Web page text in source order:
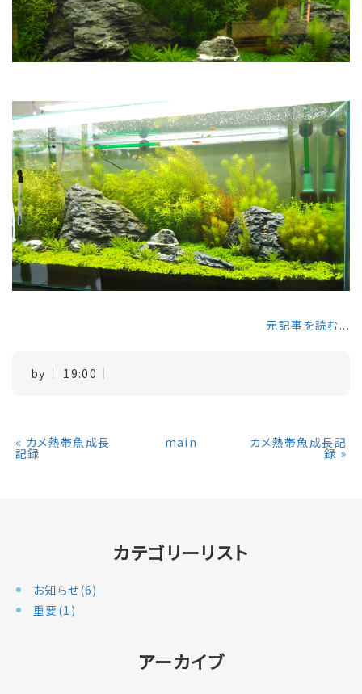
元記事を読む...
by 19:00
« カメ熱帯魚成長
記録
main カメ熱帯魚成長記
録 »
カテゴリーリスト
お知らせ(6)
重要(1)
アーカイブ